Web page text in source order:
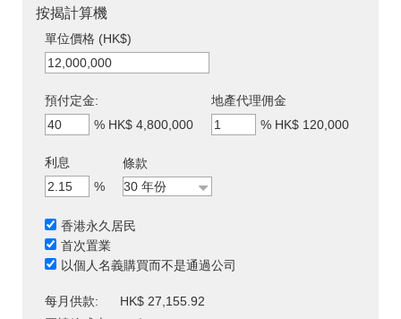
按揭計算機
單位價格 (HK$)
預付定金:
% HK$ 4,800,000
地產代理佣金
% HK$ 120,000
利息
%
條款
香港永久居民
首次置業
以個人名義購買而不是通過公司
每月供款:
HK$ 27,155.92